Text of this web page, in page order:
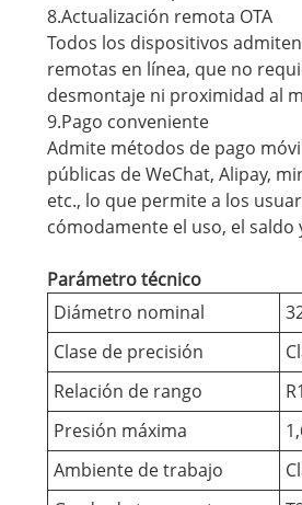
8.Actualización remota OTA
Todos los dispositivos
remotas en línea, que no
desmontaje ni proximidad al
9.Pago conveniente
Admite métodos de pago
públicas de WeChat, Alipay,
etc., lo que permite a los
cómodamente el uso, el saldo
Parámetro técnico
Diámetro nominal
Clase de precisión
Relación de rango
Presión máxima
Ambiente de trabajo